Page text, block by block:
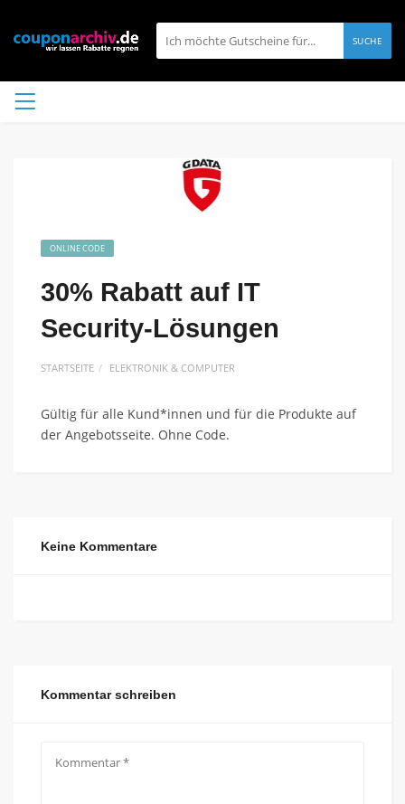
SUCHE
ONLINE CODE
30% Rabatt auf IT
Security-Lösungen
STARTSEITE ELEKTRONIK & COMPUTER
Gültig für alle Kund*innen und für die Produkte auf
der Angebotsseite. Ohne Code.
Keine Kommentare
Kommentar schreiben